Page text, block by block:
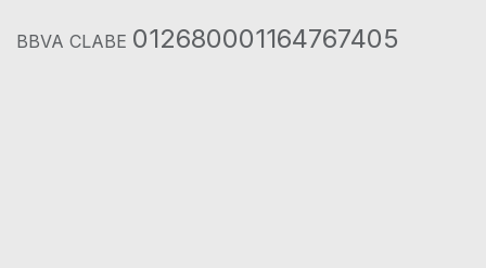
BBVA CLABE 012680001164767405